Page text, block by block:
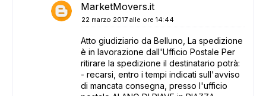
MarketMovers.it
22 marzo 2017 alle ore 14:44
Atto giudiziario da Belluno, La spedizione
è in lavorazione dall'Ufficio Postale Per
ritirare la spedizione il destinatario potrà:
- recarsi, entro i tempi indicati sull'avviso
di mancata consegna, presso l'ufficio